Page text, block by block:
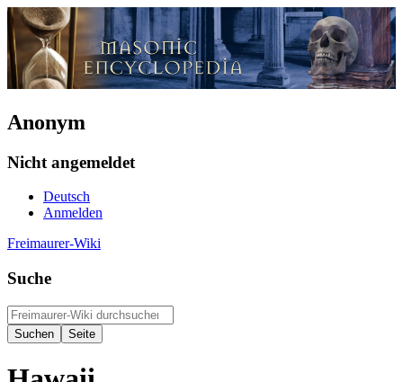
Anonym
Nicht angemeldet
Deutsch
Anmelden
Freimaurer-Wiki
Suche